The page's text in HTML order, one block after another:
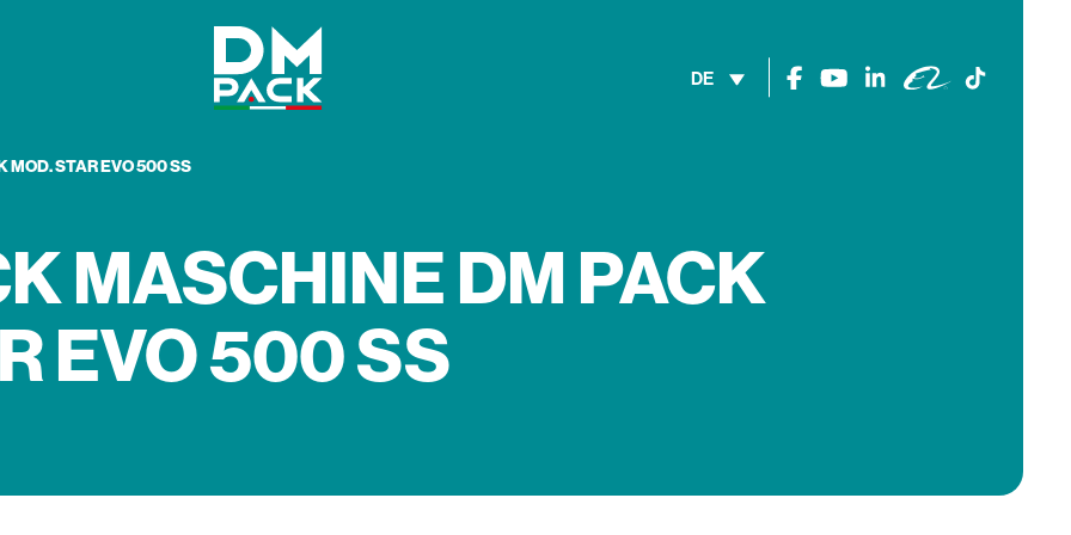
DE
MOD. STAR EVO 500 SS
MASCHINE DM PACK
EVO 500 SS